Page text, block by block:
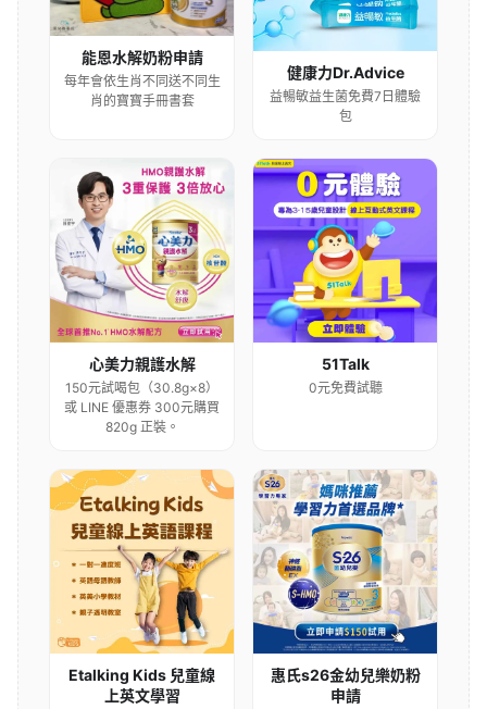
能恩水解奶粉申請
每年會依生肖不同送不同生
肖的寶寶手冊書套
健康力Dr.Advice
益暢敏益生菌免費7日體驗
包
心美力親護水解
150元試喝包（30.8g×8）
或 LINE 優惠券 300元購買
820g 正裝。
51Talk
0元免費試聽
Etalking Kids 兒童線
上英文學習
惠氏s26金幼兒樂奶粉
申請